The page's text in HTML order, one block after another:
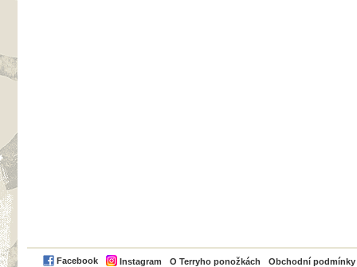
Facebook Instagram O Terryho ponožkách Obchodní podmínky
PayPal